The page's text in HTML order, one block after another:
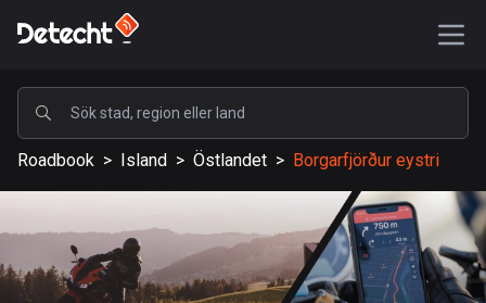
POPULÄRA
USA
589237 rutter
Sverige
204333 rutter
Roadbook > Island > Östlandet > Borgarfjörður eystri